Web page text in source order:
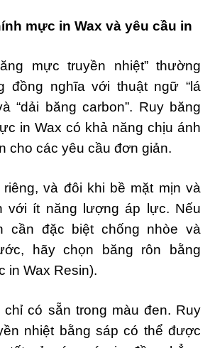
mực in Wax và yêu cầu in
mực truyền nhiệt” thường
đồng nghĩa với thuật ngữ “lá
“dải băng carbon”. Ruy băng
in Wax có khả năng chịu ánh
cho các yêu cầu đơn giản.
và đôi khi bề mặt mịn và
với ít năng lượng áp lực. Nếu
cần đặc biệt chống nhòe và
hãy chọn băng rôn bằng
in Wax Resin).
chỉ có sẵn trong màu đen. Ruy
nhiệt bằng sáp có thể được